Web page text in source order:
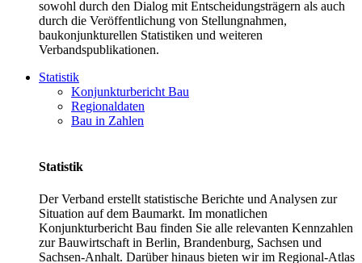
sowohl durch den Dialog mit Entscheidungsträgern als auch
durch die Veröffentlichung von Stellungnahmen,
baukonjunkturellen Statistiken und weiteren
Verbandspublikationen.
Statistik
Konjunkturbericht Bau
Regionaldaten
Bau in Zahlen
Statistik
Der Verband erstellt statistische Berichte und Analysen zur
Situation auf dem Baumarkt. Im monatlichen
Konjunkturbericht Bau finden Sie alle relevanten Kennzahlen
zur Bauwirtschaft in Berlin, Brandenburg, Sachsen und
Sachsen-Anhalt. Darüber hinaus bieten wir im Regional-Atlas